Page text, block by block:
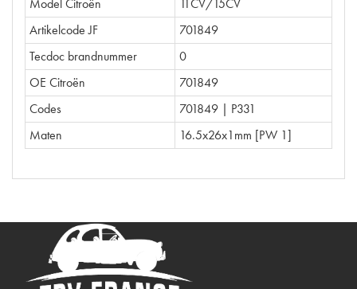
Model Citroën
11CV/15CV
Artikelcode JF
701849
Tecdoc brandnummer
0
OE Citroën
701849
Codes
701849 | P331
Maten
16.5x26x1mm [PW 1]